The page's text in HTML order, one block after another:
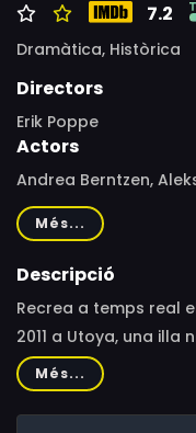
7.2
Dramàtica, Històrica
Directors
Erik Poppe
Actors
Andrea Berntzen,
Rhiannon Müller
Magnus Moen, Ada
Wolfgang Plagge, Elli
Gjerdsbakk, Daniel
Petronella Ulfsdatter
Berven, Belinda
Més...
Descripció
Recrea a temps real
2011 a Utoya, una illa
Més...